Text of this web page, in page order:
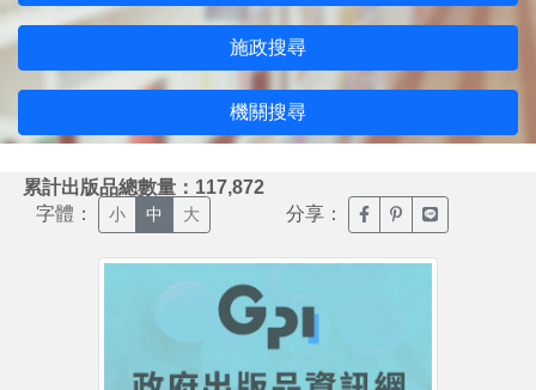
施政搜尋
機關搜尋
累計出版品總數量：117,872
字體： 小 中 大 分享： 臉書分享(另開新視窗)
噗浪分享(另開新
Line分享(另